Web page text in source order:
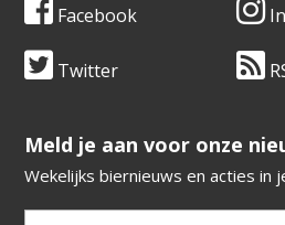
Facebook
Twitter
​​​​​​​Meld je aan voor onze
Wekelijks biernieuws en acties in